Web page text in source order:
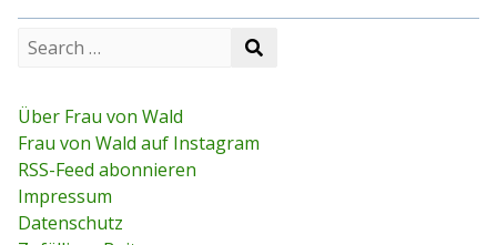
c
h
f
o
r
:
Über Frau von Wald
Frau von Wald auf Instagram
RSS-Feed abonnieren
Impressum
Datenschutz